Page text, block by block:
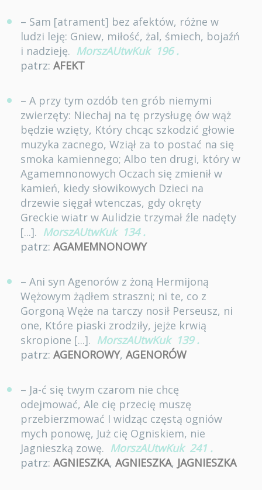
– Sam [atrament] bez afektów, różne w
ludzi leję: Gniew, miłość, żal, śmiech, bojaźń
i nadzieję. MorszAUtwKuk 196 .
patrz: AFEKT
– A przy tym ozdób ten grób niemymi
zwierzęty: Niechaj na tę przysługę ów wąż
będzie wzięty, Który chcąc szkodzić głowie
muzyka zacnego, Wziął za to postać na się
smoka kamiennego; Albo ten drugi, który w
Agamemnonowych Oczach się zmienił w
kamień, kiedy słowikowych Dzieci na
drzewie sięgał wtenczas, gdy okręty
Greckie wiatr w Aulidzie trzymał źle nadęty
[...]. MorszAUtwKuk 134 .
patrz: AGAMEMNONOWY
– Ani syn Agenorów z żoną Hermijoną
Wężowym żądłem straszni; ni te, co z
Gorgoną Węże na tarczy nosił Perseusz, ni
one, Które piaski zrodziły, jejże krwią
skropione [...]. MorszAUtwKuk 139 .
patrz: AGENOROWY, AGENORÓW
– Ja-ć się twym czarom nie chcę
odejmować, Ale cię przecię muszę
przebierzmować I widząc częstą ogniów
mych ponowę, Już cię Ogniskiem, nie
Jagnieszką zowę. MorszAUtwKuk 241 .
patrz: AGNIESZKA, AGNIESZKA, JAGNIESZKA